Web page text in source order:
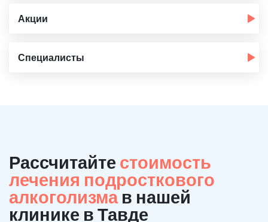
Акции
Специалисты
Рассчитайте стоимость
лечения подросткового
алкоголизмав нашей
клинике в Тавде